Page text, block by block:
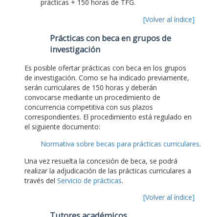
prácticas + 150 horas de TFG.
[Volver al índice]
Prácticas con beca en grupos de
investigación
Es posible ofertar prácticas con beca en los grupos
de investigación. Como se ha indicado previamente,
serán curriculares de 150 horas y deberán
convocarse mediante un procedimiento de
concurrencia competitiva con sus plazos
correspondientes. El procedimiento está regulado en
el siguiente documento:
Normativa sobre becas para prácticas curriculares.
Una vez resuelta la concesión de beca, se podrá
realizar la adjudicación de las prácticas curriculares a
través del Servicio de prácticas.
[Volver al índice]